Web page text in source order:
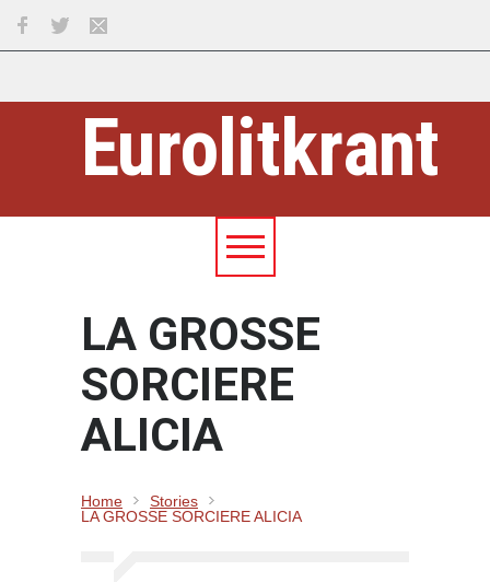
Eurolitkrant
LA GROSSE
SORCIERE
ALICIA
Home
Stories
LA GROSSE SORCIERE ALICIA